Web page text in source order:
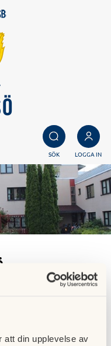
att din upplevelse av
SÖK LOGGA IN
i Kista, c:a
tvättstugor, en bastu